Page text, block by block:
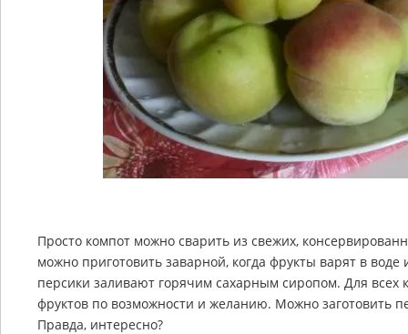
Просто компот можно сварить из свежих,
можно приготовить заварной, когда фрукты варят в
персики заливают горячим сахарным сиропом. Для всех
фруктов по возможности и желанию. Можно заготовить
Правда, интересно?